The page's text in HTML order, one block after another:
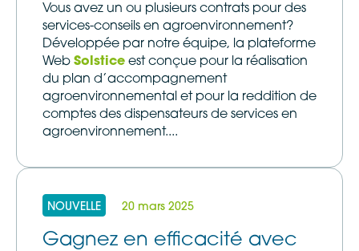
Vous avez un ou plusieurs contrats pour des
services-conseils en agroenvironnement?
Développée par notre équipe, la plateforme
Web Solstice est conçue pour la réalisation
du plan d’accompagnement
agroenvironnemental et pour la reddition de
comptes des dispensateurs de services en
agroenvironnement....
NOUVELLE 20 mars 2025
Gagnez en efficacité avec